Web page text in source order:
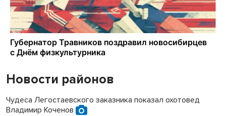
Новости районов
Чудеса Легостаевского заказника показал охотовед
Владимир Коченов